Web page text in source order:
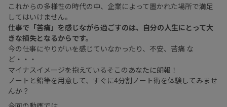
これからの多様性の時代の中、企業によって置かれた場所で満足
してはいけません。
仕事で「苦痛」を感じながら過ごすのは、自分の人生にとって大
きな損失となるからです。
今の仕事にやりがいを感じていなかったり、不安、苦痛 な
ど・・・
マイナスイメージを抱えているそこのあなたに朗報！
ノートと鉛筆を用意して、すぐに4分割ノート術を体験してみませ
んか？